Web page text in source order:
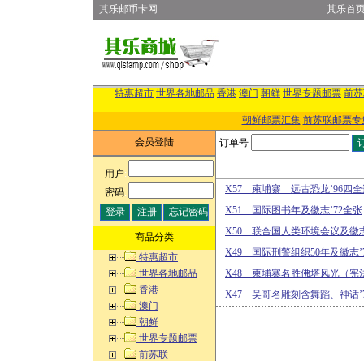
其乐邮币卡网 其乐首
特惠超市 世界各地邮品 香港 澳门 朝鲜 世界专题邮票 前
朝鲜邮票汇集 前苏联邮票专
会员登陆
用户:
密码:
商品分类
特惠超市
世界各地邮品
香港
澳门
朝鲜
世界专题邮票
前苏联
订单号
X57 柬埔寨 远古恐龙’96四全
X51 国际图书年及徽志’72全张
X50 联合国人类环境会议及徽
X49 国际刑警组织50年及徽志
X48 柬埔寨名胜佛塔风光（宪
X47 吴哥名雕刻含舞蹈、神话